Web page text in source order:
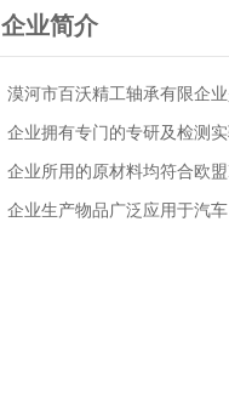
企业简介
漠河市百沃精工轴承有限企
企业拥有专门的专研及检测
企业所用的原材料均符合欧
企业生产物品广泛应用于汽